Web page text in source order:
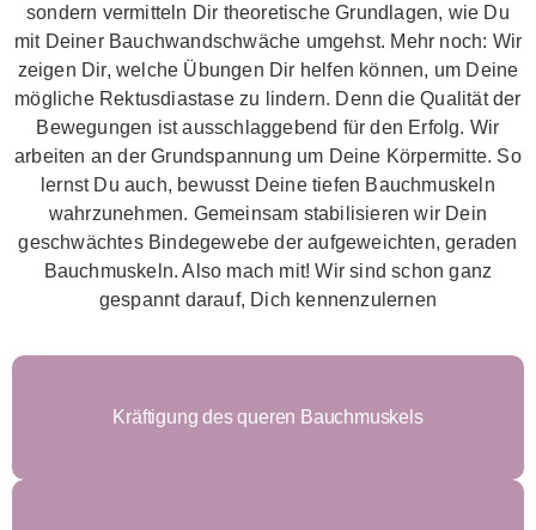
sondern vermitteln Dir theoretische Grundlagen, wie Du
mit Deiner Bauchwandschwäche umgehst. Mehr noch: Wir
zeigen Dir, welche Übungen Dir helfen können, um Deine
mögliche Rektusdiastase zu lindern. Denn die Qualität der
Bewegungen ist ausschlaggebend für den Erfolg. Wir
arbeiten an der Grundspannung um Deine Körpermitte. So
lernst Du auch, bewusst Deine tiefen Bauchmuskeln
wahrzunehmen. Gemeinsam stabilisieren wir Dein
geschwächtes Bindegewebe der aufgeweichten, geraden
Bauchmuskeln. Also mach mit! Wir sind schon ganz
gespannt darauf, Dich kennenzulernen
Kräftigung des queren Bauchmuskels